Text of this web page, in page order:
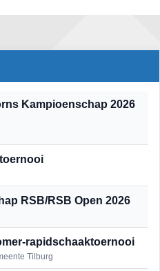
Kampioenschap 2026
RSB/RSB Open 2026
rapidschaaktoernooi
Tilburg